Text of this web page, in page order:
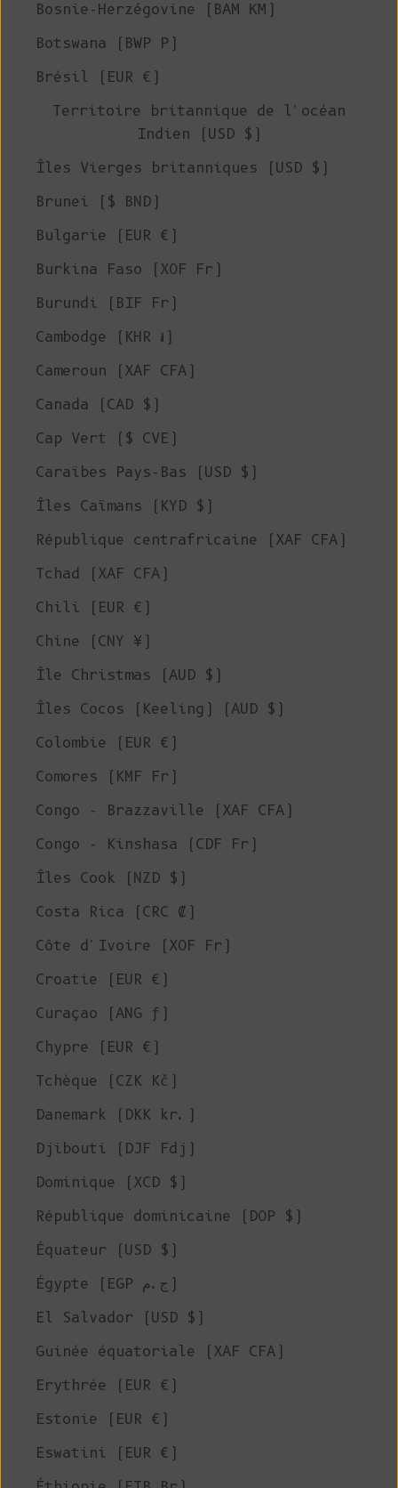
Bosnie-Herzégovine (BAM КМ)
Botswana (BWP P)
Brésil (EUR €)
Territoire britannique de l'océan
Indien (USD $)
Îles Vierges britanniques (USD $)
Brunei ($ BND)
Bulgarie (EUR €)
Burkina Faso (XOF Fr)
Burundi (BIF Fr)
Cambodge (KHR ៛)
Cameroun (XAF CFA)
Canada (CAD $)
Cap Vert ($ CVE)
Caraïbes Pays-Bas (USD $)
Îles Caïmans (KYD $)
République centrafricaine (XAF CFA)
Tchad (XAF CFA)
Chili (EUR €)
Chine (CNY ¥)
Île Christmas (AUD $)
Îles Cocos (Keeling) (AUD $)
Colombie (EUR €)
Comores (KMF Fr)
Congo - Brazzaville (XAF CFA)
Congo - Kinshasa (CDF Fr)
Îles Cook (NZD $)
Costa Rica (CRC ₡)
Côte d'Ivoire (XOF Fr)
Croatie (EUR €)
Curaçao (ANG ƒ)
Chypre (EUR €)
Tchèque (CZK Kč)
Danemark (DKK kr.)
Djibouti (DJF Fdj)
Dominique (XCD $)
République dominicaine (DOP $)
Équateur (USD $)
Égypte (EGP ج.م)
El Salvador (USD $)
Guinée équatoriale (XAF CFA)
Erythrée (EUR €)
Estonie (EUR €)
Eswatini (EUR €)